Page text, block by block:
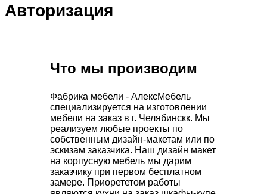
Авторизация
Фабрика мебели - АлексМебель
специализируется на изготовлении
мебели на заказ в г. Челябинскк. Мы
реализуем любые проекты по
собственным дизайн-макетам или по
эскизам заказчика. Наш дизайн макет
на корпусную мебель мы дарим
заказчику при первом бесплатном
замере. Приорететом работы
Что мы производим